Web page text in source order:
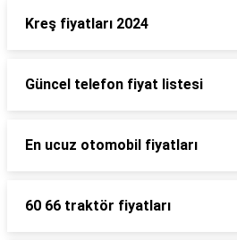
Kreş fiyatları 2024
Güncel telefon fiyat listesi
En ucuz otomobil fiyatları
60 66 traktör fiyatları